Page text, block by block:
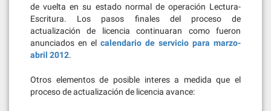
de vuelta en su estado normal de operación Lectura-
Escritura. Los pasos finales del proceso de
actualización de licencia continuaran como fueron
anunciados en el calendario de servicio para marzo-
abril 2012.
Otros elementos de posible interes a medida que el
proceso de actualización de licencia avance: